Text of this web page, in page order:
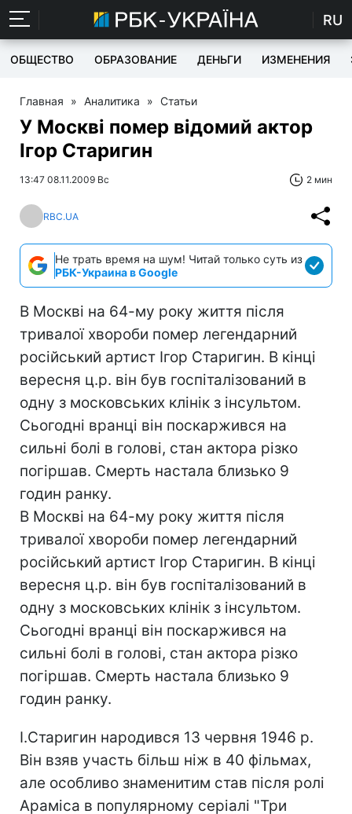
RU
ОБЩЕСТВО ОБРАЗОВАНИЕ ДЕНЬГИ ИЗМЕНЕНИЯ
Главная » Аналитика » Статьи
У Москві помер відомий актор
Ігор Старигин
13:47 08.11.2009 Вс 2 мин
RBC.UA
Не трать время на шум! Читай только суть из
РБК-Украина в Google
В Москві на 64-му року життя після
тривалої хвороби помер легендарний
російський артист Ігор Старигин. В кінці
вересня ц.р. він був госпіталізований в
одну з московських клінік з інсультом.
Сьогодні вранці він поскаржився на
сильні болі в голові, стан актора різко
погіршав. Смерть настала близько 9
годин ранку.
В Москві на 64-му року життя після
тривалої хвороби помер легендарний
російський артист Ігор Старигин. В кінці
вересня ц.р. він був госпіталізований в
одну з московських клінік з інсультом.
Сьогодні вранці він поскаржився на
сильні болі в голові, стан актора різко
погіршав. Смерть настала близько 9
годин ранку.
І.Старигин народився 13 червня 1946 р.
Він взяв участь більш ніж в 40 фільмах,
але особливо знаменитим став після ролі
Араміса в популярному серіалі "Три